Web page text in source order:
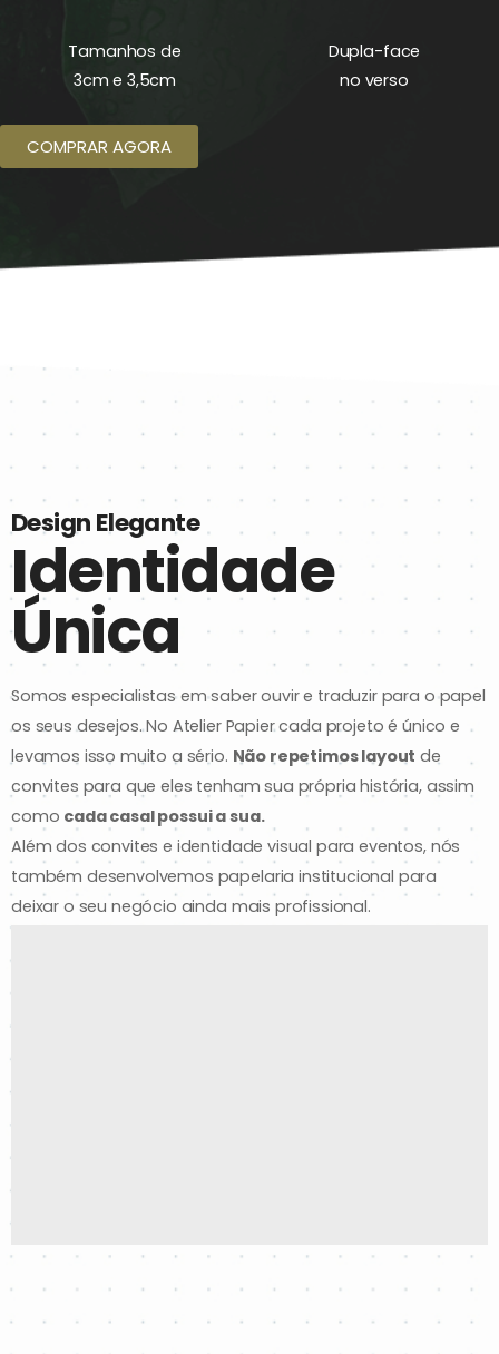
Tamanhos de
3cm e 3,5cm
Dupla-face
no verso
COMPRAR AGORA
Design Elegante
Identidade
Única
Somos especialistas em saber ouvir e traduzir para o papel
os seus desejos. No Atelier Papier cada projeto é único e
levamos isso muito a sério. Não repetimos layout de
convites para que eles tenham sua própria história, assim
como cada casal possui a sua.
Além dos convites e identidade visual para eventos, nós
também desenvolvemos papelaria institucional para
deixar o seu negócio ainda mais profissional.